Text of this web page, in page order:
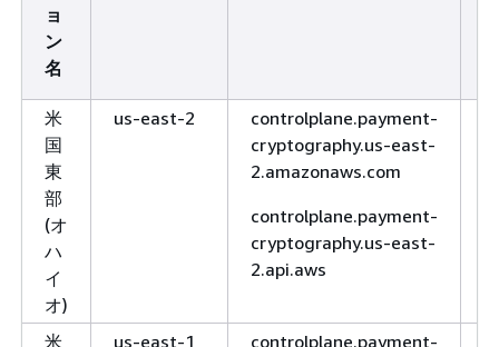
ョ
ン
名
米
国
東
部
(オ
ハ
イ
オ)
us-east-2
controlplane.payment-
cryptography.us-east-
2.amazonaws.com
controlplane.payment-
cryptography.us-east-
2.api.aws
米
us-east-1
controlplane.payment-